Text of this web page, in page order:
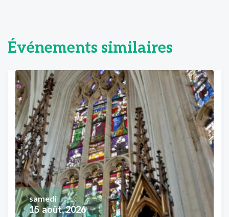
Événements similaires
15 août, 2026
samedi